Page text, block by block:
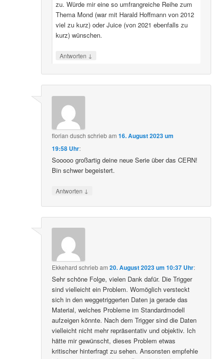
zu. Würde mir eine so umfrangreiche Reihe zum
Thema Mond (war mit Harald Hoffmann von 2012
viel zu kurz) oder Juice (von 2021 ebenfalls zu
kurz) wünschen.
Antworten ↓
florian dusch schriebam16. August 2023 um
19:58 Uhr:
Sooooo großartig deine neue Serie über das CERN!
Bin schwer begeistert.
Antworten ↓
Ekkehard schriebam20. August 2023 um 10:37 Uhr:
Sehr schöne Folge, vielen Dank dafür. Die Trigger
sind vielleicht ein Problem. Womöglich versteckt
sich in den weggetriggerten Daten ja gerade das
Material, welches Probleme im Standardmodell
aufzeigen könnte. Nach dem Trigger sind die Daten
vielleicht nicht mehr repräsentativ und objektiv. Ich
hätte mir gewünscht, dieses Problem etwas
kritischer hinterfragt zu sehen. Ansonsten empfehle